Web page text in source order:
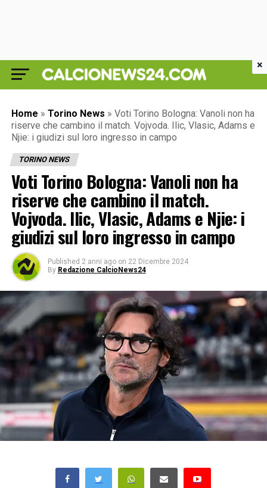
Home » Torino News » Voti Torino Bologna: Vanoli non ha
riserve che cambino il match. Vojvoda. Ilic, Vlasic, Adams e
Njie: i giudizi sul loro ingresso in campo
TORINO NEWS
Voti Torino Bologna: Vanoli non ha
riserve che cambino il match.
Vojvoda. Ilic, Vlasic, Adams e Njie: i
giudizi sul loro ingresso in campo
Published 2 anni ago on 22 Dicembre 2024
By Redazione CalcioNews24
×